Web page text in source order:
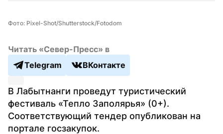
Фото: Pixel-Shot/Shutterstock/Fotodom
Читать «Север-Пресс» в
Telegram
ВКонтакте
В Лабытнанги проведут туристический
фестиваль «Тепло Заполярья» (0+).
Соответствующий тендер опубликован на
портале госзакупок.